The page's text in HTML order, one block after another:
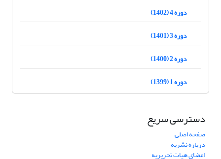
دوره 4 (1402)
دوره 3 (1401)
دوره 2 (1400)
دوره 1 (1399)
دسترسی سریع
صفحه اصلی
درباره نشریه
اعضای هیات تحریریه